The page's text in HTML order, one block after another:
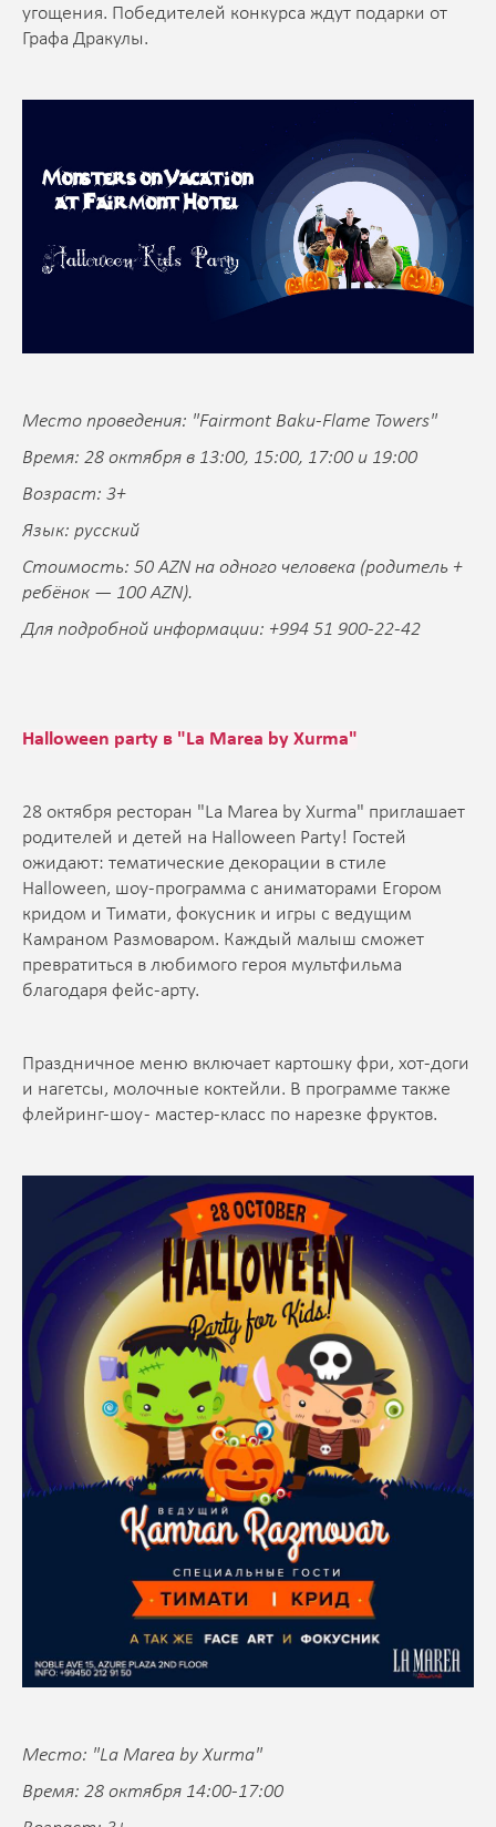
угощения. Победителей конкурса ждут подарки от
Графа Дракулы.
Место проведения: "Fairmont Baku-Flame Towers"
Время: 28 октября в 13:00, 15:00, 17:00 и 19:00
Возраст: 3+
Язык: русский
Стоимость: 50 AZN на одного человека (родитель +
ребёнок — 100 AZN).
Для подробной информации: +994 51 900-22-42
Halloween party в "La Marea by Xurma"
28 октября ресторан "La Marea by Xurma" приглашает
родителей и детей на Halloween Party! Гостей
ожидают: тематические декорации в стиле
Halloween, шоу-программа с аниматорами Егором
кридом и Тимати, фокусник и игры с ведущим
Камраном Размоваром. Каждый малыш сможет
превратиться в любимого героя мультфильма
благодаря фейс-арту.
Праздничное меню включает картошку фри, хот-доги
и нагетсы, молочные коктейли. В программе также
флейринг-шоу - мастер-класс по нарезке фруктов.
Место: "La Marea by Xurma"
Время: 28 октября 14:00-17:00